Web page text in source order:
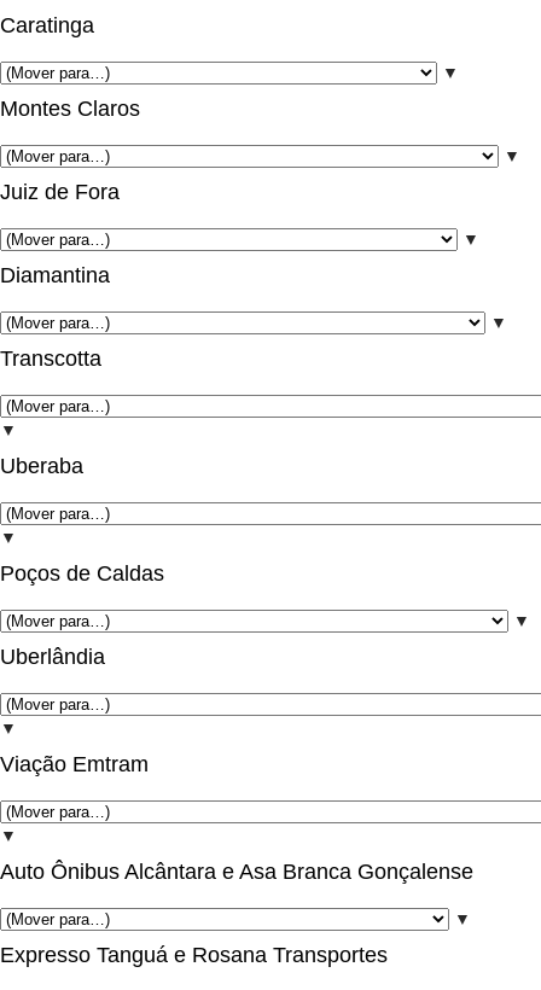
Caratinga
▼
Montes Claros
▼
Juiz de Fora
▼
Diamantina
▼
Transcotta
▼
Uberaba
▼
Poços de Caldas
▼
Uberlândia
▼
Viação Emtram
▼
Auto Ônibus Alcântara e Asa Branca Gonçalense
▼
Expresso Tanguá e Rosana Transportes